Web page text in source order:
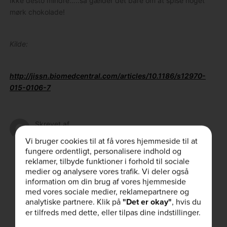
mørk chokolade!
Kilde:
http://jissn.biomedcentral.com/articles/10.1186/s12970-
015-0106-7
Skrevet af
Kunne du lide denne artikel?
Vi bruger cookies til at få vores hjemmeside til at
fungere ordentligt, personalisere indhold og
reklamer, tilbyde funktioner i forhold til sociale
medier og analysere vores trafik. Vi deler også
information om din brug af vores hjemmeside
med vores sociale medier, reklamepartnere og
analytiske partnere. Klik på"Det er okay", hvis du
er tilfreds med dette, eller tilpas dine indstillinger.